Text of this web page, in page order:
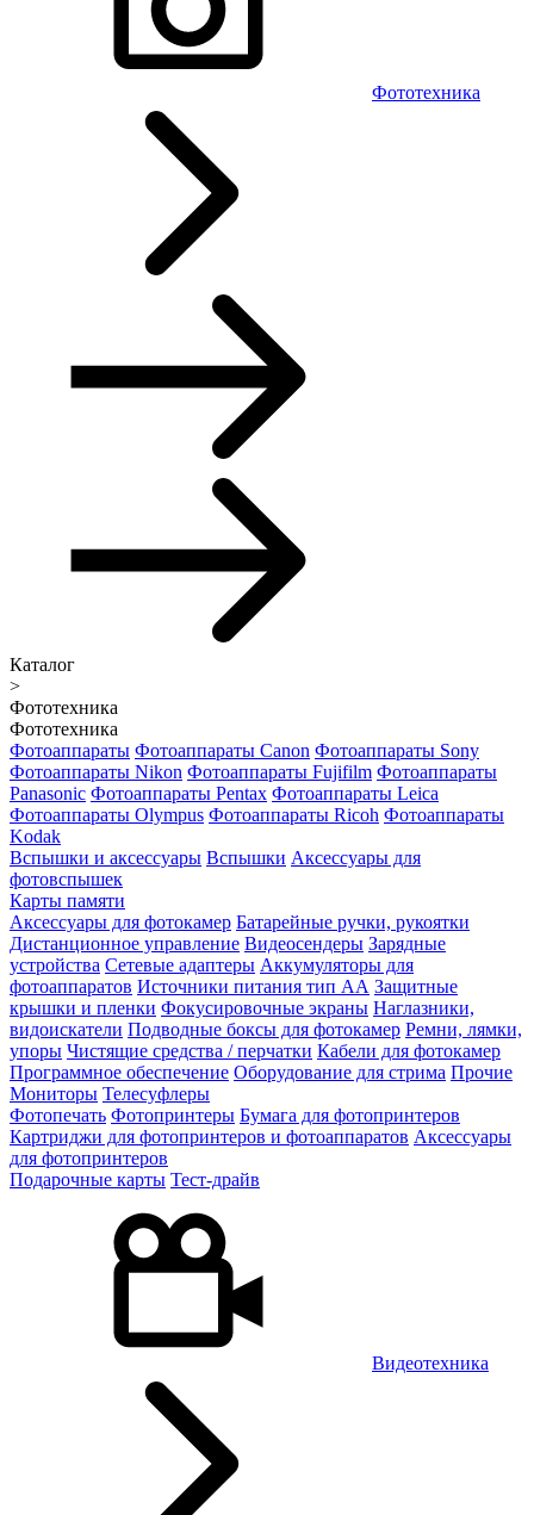
Фототехника
Каталог
>
Фототехника
Фототехника
Фотоаппараты Фотоаппараты Canon Фотоаппараты Sony
Фотоаппараты Nikon Фотоаппараты Fujifilm Фотоаппараты
Panasonic Фотоаппараты Pentax Фотоаппараты Leica
Фотоаппараты Olympus Фотоаппараты Ricoh Фотоаппараты
Kodak
Вспышки и аксессуары Вспышки Аксессуары для
фотовспышек
Карты памяти
Аксессуары для фотокамер Батарейные ручки, рукоятки
Дистанционное управление Видеосендеры Зарядные
устройства Сетевые адаптеры Аккумуляторы для
фотоаппаратов Источники питания тип АА Защитные
крышки и пленки Фокусировочные экраны Наглазники,
видоискатели Подводные боксы для фотокамер Ремни, лямки,
упоры Чистящие средства / перчатки Кабели для фотокамер
Программное обеспечение Оборудование для стрима Прочие
Мониторы Телесуфлеры
Фотопечать Фотопринтеры Бумага для фотопринтеров
Картриджи для фотопринтеров и фотоаппаратов Аксессуары
для фотопринтеров
Подарочные карты Тест-драйв
Видеотехника